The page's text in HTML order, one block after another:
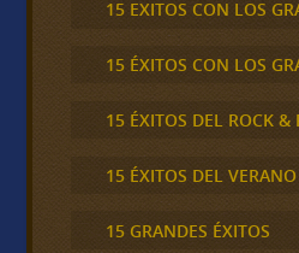
15 EXITOS CON LOS
15 ÉXITOS CON LOS
15 ÉXITOS DEL ROCK &
15 ÉXITOS DEL VERANO
15 GRANDES ÉXITOS